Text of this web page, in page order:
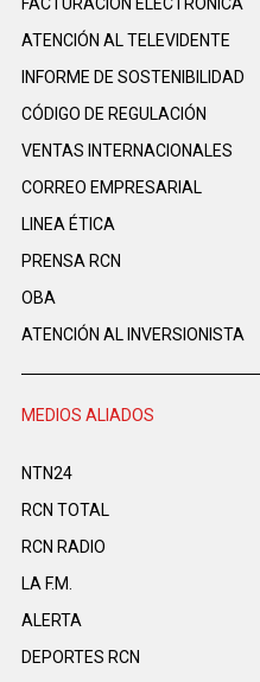
ATENCIÓN AL TELEVIDENTE
INFORME DE SOSTENIBILIDAD
CÓDIGO DE REGULACIÓN
VENTAS INTERNACIONALES
CORREO EMPRESARIAL
LINEA ÉTICA
PRENSA RCN
OBA
ATENCIÓN AL INVERSIONISTA
MEDIOS ALIADOS
NTN24
RCN TOTAL
RCN RADIO
LA F.M.
ALERTA
DEPORTES RCN